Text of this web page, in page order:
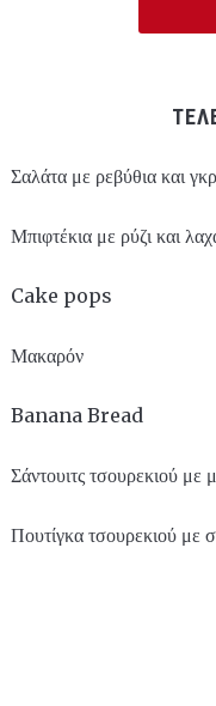
Σαλάτα με ρεβύθια και
Μπιφτέκια με ρύζι και
Cake pops
Μακαρόν
Banana Bread
Σάντουιτς τσουρεκιού με
Πουτίγκα τσουρεκιού με